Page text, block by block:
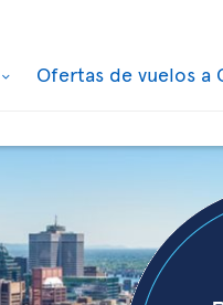
Ofertas de vuelos a